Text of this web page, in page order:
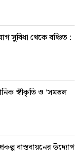
সুবিধা থেকে বঞ্চিত :
স্বীকৃতি ও ‘সমতল
বাস্তবায়নের উদ্যোগ